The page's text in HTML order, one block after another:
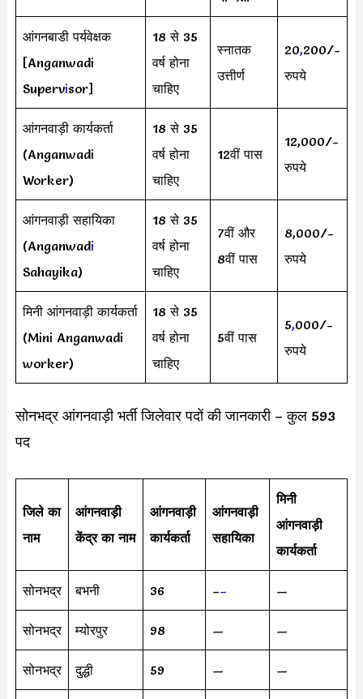
आंगनबाडी पर्यवेक्षक
[Anganwadi
Supervisor]
18 से 35
वर्ष होना
चाहिए
स्नातक
उत्तीर्ण
20,200/-
रुपये
आंगनवाड़ी कार्यकर्ता
(Anganwadi
Worker)
18 से 35
वर्ष होना
चाहिए
12वीं पास
12,000/-
रुपये
आंगनवाड़ी सहायिका
(Anganwadi
Sahayika)
18 से 35
वर्ष होना
चाहिए
7वीं और
8वीं पास
8,000/-
रुपये
मिनी आंगनवाड़ी कार्यकर्ता
(Mini Anganwadi
worker)
18 से 35
वर्ष होना
चाहिए
5वीं पास
5,000/-
रुपये
सोनभद्र आंगनवाड़ी भर्ती जिलेवार पदों की जानकारी – कुल 593
पद
जिले का
नाम
आंगनवाड़ी
केंद्र का नाम
आंगनवाड़ी
कार्यकर्ता
आंगनवाड़ी
सहायिका
मिनी
आंगनवाड़ी
कार्यकर्ता
सोनभद्र बभनी 36 –– —
सोनभद्र म्योरपुर 98 — —
सोनभद्र दुद्धी 59 — —